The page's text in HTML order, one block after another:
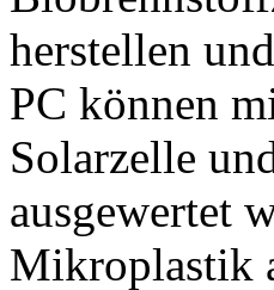
herstellen
PC können
Solarzelle
ausgewertet
Mikroplastik